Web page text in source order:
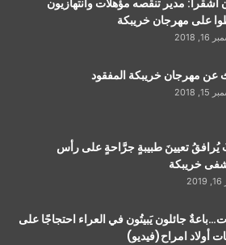
على مهرجان خريبكة
2018
عن مهرجان خريبكة المفقود
2018
تعيينَ طبيبةٍ جرَّاحةٍ على رأس
خريبكة
جائلون يَبيتُون في العراء احتجاجًا على
أولاد امراح(فيديو)